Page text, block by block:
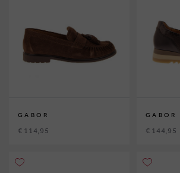
GABOR
€ 114,95
GABOR
€ 144,95